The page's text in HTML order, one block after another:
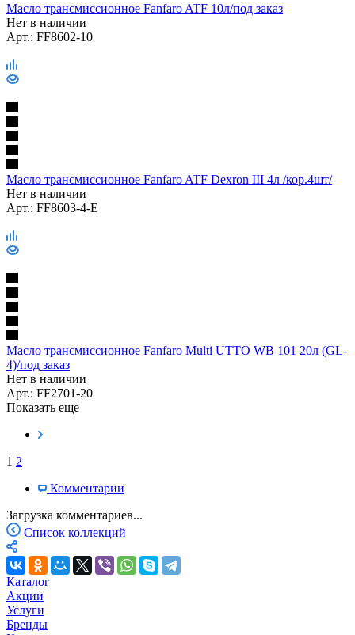
Масло трансмиссионное Fanfaro ATF 10л/под заказ
Нет в наличии
Арт.: FF8602-10
Масло трансмиссионное Fanfaro ATF Dexron III 4л /кор.4шт/
Нет в наличии
Арт.: FF8603-4-E
Масло трансмиссионное Fanfaro Multi UTTO WB 101 20л (GL-
4)/под заказ
Нет в наличии
Арт.: FF2701-20
Показать еще
1 2
Комментарии
Загрузка комментариев...
Список коллекций
Каталог
Акции
Услуги
Бренды